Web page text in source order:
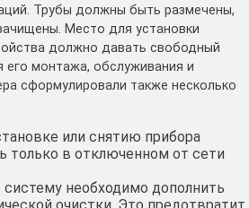
Трубы должны быть размечены,
Место для установки
должно давать свободный
его монтажа, обслуживания и
сформулировали также несколько
или снятию прибора
только в отключенном от сети
необходимо дополнить